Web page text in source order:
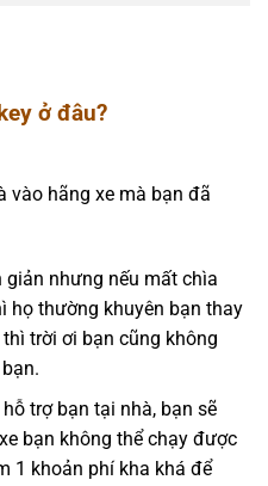
ở đâu?
vào hãng xe mà bạn đã
giản nhưng nếu mất chìa
họ thường khuyên bạn thay
trời ơi bạn cũng không
trợ bạn tại nhà, bạn sẽ
bạn không thể chạy được
1 khoản phí kha khá để